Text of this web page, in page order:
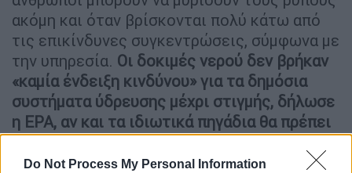
Do Not Process My Personal Information
ακόμη και όταν βρίσκονται πολύ κάτω από
τις επικίνδυνες συγκεντρώσεις, σύμφωνα με
την υπηρεσία. Οι δοκιμές νερού δεν βρήκαν
«καμία ένδειξη κινδύνου» για τα δημόσια
συστήματα ύδρευσης μέχρι στιγμής, δήλωσε
η EPA, αν και τα ιδιωτικά πηγάδια θα πρέπει
να ελεγχθούν. Οι επιχειρήσεις κοινής
ωφέλειας που αντλούν νερό από τον ποταμό